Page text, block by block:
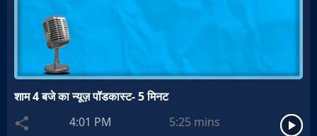
शाम 4 बजे का न्यूज़ पॉडकास्ट- 5 मिनट
4:01 PM
5:25 mins